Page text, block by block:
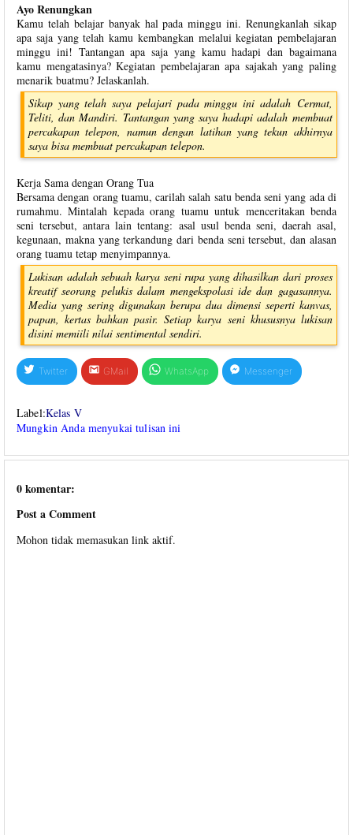
Ayo Renungkan
Kamu telah belajar banyak hal pada minggu ini. Renungkanlah sikap
apa saja yang telah kamu kembangkan melalui kegiatan pembelajaran
minggu ini! Tantangan apa saja yang kamu hadapi dan bagaimana
kamu mengatasinya? Kegiatan pembelajaran apa sajakah yang paling
menarik buatmu? Jelaskanlah.
Sikap yang telah saya pelajari pada minggu ini adalah Cermat,
Teliti, dan Mandiri. Tantangan yang saya hadapi adalah membuat
percakapan telepon, namun dengan latihan yang tekun akhirnya
saya bisa membuat percakapan telepon.
Kerja Sama dengan Orang Tua
Bersama dengan orang tuamu, carilah salah satu benda seni yang ada di
rumahmu. Mintalah kepada orang tuamu untuk menceritakan benda
seni tersebut, antara lain tentang: asal usul benda seni, daerah asal,
kegunaan, makna yang terkandung dari benda seni tersebut, dan alasan
orang tuamu tetap menyimpannya.
Lukisan adalah sebuah karya seni rupa yang dihasilkan dari proses
kreatif seorang pelukis dalam mengekspolasi ide dan gagasannya.
Media yang sering digunakan berupa dua dimensi seperti kanvas,
papan, kertas bahkan pasir. Setiap karya seni khususnya lukisan
disini memiili nilai sentimental sendiri.
Twitter GMail WhatsApp Messenger
Label:Kelas V
Mungkin Anda menyukai tulisan ini
0 komentar:
Post a Comment
Mohon tidak memasukan link aktif.